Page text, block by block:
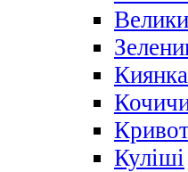
Киянка
Куліші